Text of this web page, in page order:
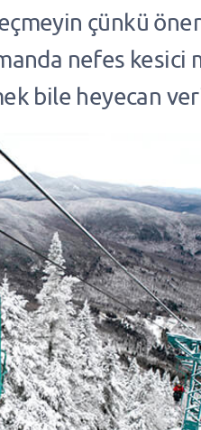
çünkü
nefes kesici
bile heyecan